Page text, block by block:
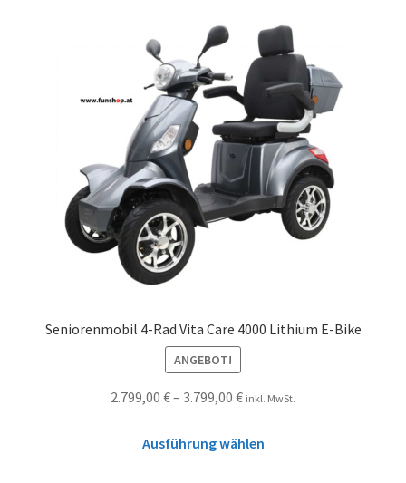
Seniorenmobil 4-Rad Vita Care 4000 Lithium E-Bike
ANGEBOT!
2.799,00 €– 3.799,00 € inkl. MwSt.
Ausführung wählen